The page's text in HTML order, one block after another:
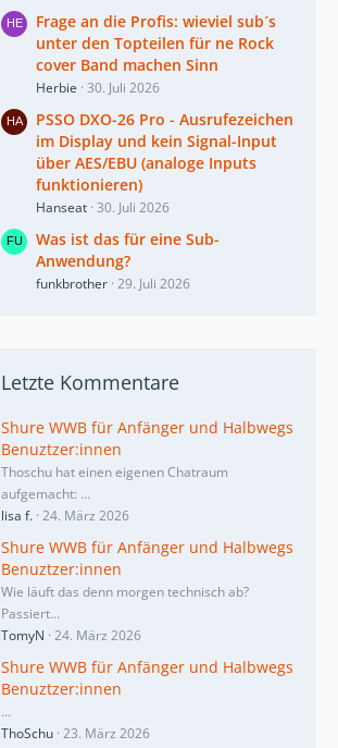
Frage an die Profis: wieviel sub´s
unter den Topteilen für ne Rock
cover Band machen Sinn
Herbie 30. Juli 2026
PSSO DXO-26 Pro - Ausrufezeichen
im Display und kein Signal-Input
über AES/EBU (analoge Inputs
funktionieren)
Hanseat 30. Juli 2026
Was ist das für eine Sub-
Anwendung?
funkbrother 29. Juli 2026
Letzte Kommentare
Shure WWB für Anfänger und Halbwegs
Benuztzer:innen
Thoschu hat einen eigenen Chatraum
aufgemacht: …
lisa f. 24. März 2026
Shure WWB für Anfänger und Halbwegs
Benuztzer:innen
Wie läuft das denn morgen technisch ab?
Passiert…
TomyN 24. März 2026
Shure WWB für Anfänger und Halbwegs
Benuztzer:innen
…
ThoSchu 23. März 2026